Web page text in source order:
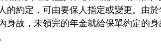
的約定，可由要保人指定或變更。由
身故，未領完的年金就給保單約定的